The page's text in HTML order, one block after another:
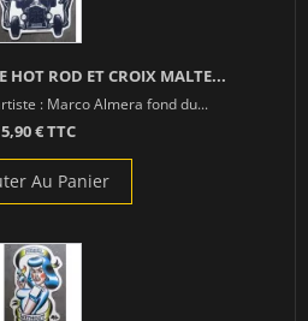
HOT ROD ET CROIX MALTE...
: Marco Almera fond du...
5,90 € TTC
Au Panier